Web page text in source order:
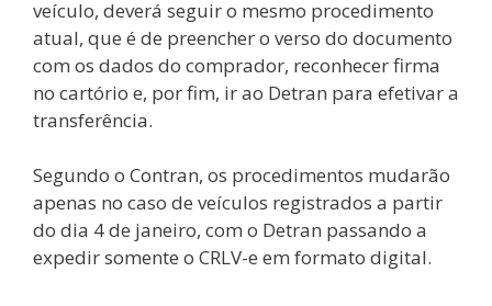
veículo, deverá seguir o mesmo procedimento
atual, que é de preencher o verso do documento
com os dados do comprador, reconhecer firma
no cartório e, por fim, ir ao Detran para efetivar a
transferência.
Segundo o Contran, os procedimentos mudarão
apenas no caso de veículos registrados a partir
do dia 4 de janeiro, com o Detran passando a
expedir somente o CRLV-e em formato digital.